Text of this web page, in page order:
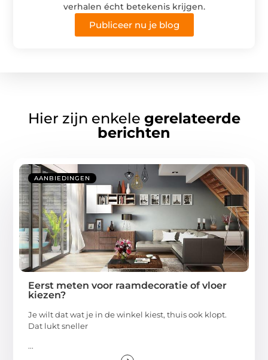
verhalen écht betekenis krijgen.
Publiceer nu je blog
Hier zijn enkele gerelateerde
berichten
AANBIEDINGEN
Eerst meten voor raamdecoratie of vloer
kiezen?
Je wilt dat wat je in de winkel kiest, thuis ook klopt.
Dat lukt sneller
...